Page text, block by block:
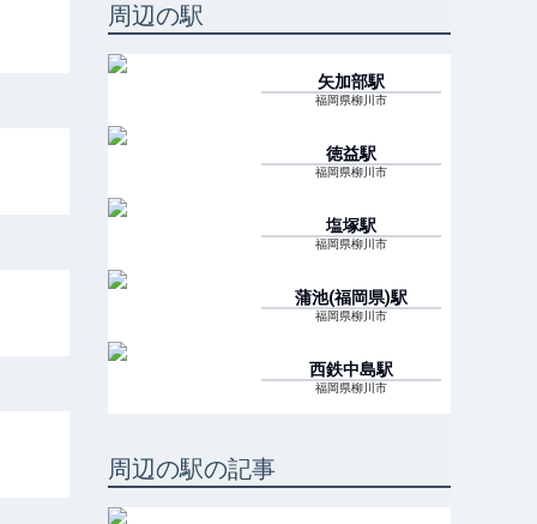
周辺の駅
矢加部駅
福岡県柳川市
徳益駅
福岡県柳川市
塩塚駅
福岡県柳川市
蒲池(福岡県)駅
福岡県柳川市
西鉄中島駅
福岡県柳川市
周辺の駅の記事